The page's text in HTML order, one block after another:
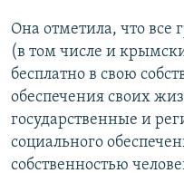
Она отметила, что все
(в том числе и
бесплатно в свою
обеспечения своих
государственные и
социального
собственностью